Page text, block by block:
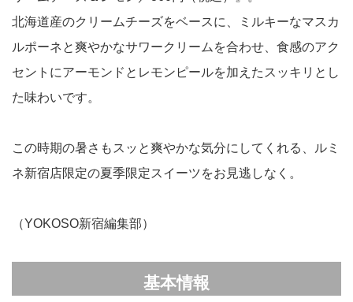
北海道産のクリームチーズをベースに、ミルキーなマスカ
ルポーネと爽やかなサワークリームを合わせ、食感のアク
セントにアーモンドとレモンピールを加えたスッキリとし
た味わいです。
この時期の暑さもスッと爽やかな気分にしてくれる、ルミ
ネ新宿店限定の夏季限定スイーツをお見逃しなく。
（YOKOSO新宿編集部）
基本情報